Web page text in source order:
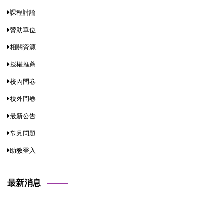
課程討論
贊助單位
相關資源
授權推薦
校內問卷
校外問卷
最新公告
常見問題
助教登入
最新消息